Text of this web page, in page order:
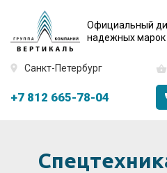
Официальный
надежных марок
Санкт-Петербург
+7 812 665-78-04